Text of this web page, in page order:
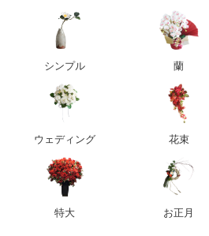
シンプル 蘭
ウェディング 花束
特大 お正月